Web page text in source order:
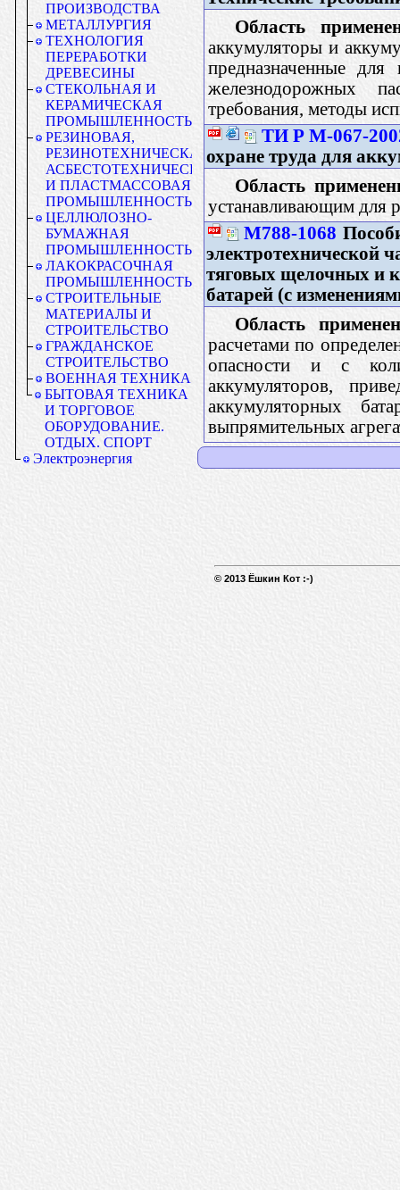
ПРОИЗВОДСТВА
МЕТАЛЛУРГИЯ
ТЕХНОЛОГИЯ
ПЕРЕРАБОТКИ
ДРЕВЕСИНЫ
СТЕКОЛЬНАЯ И
КЕРАМИЧЕСКАЯ
ПРОМЫШЛЕННОСТЬ
РЕЗИНОВАЯ,
РЕЗИНОТЕХНИЧЕСКАЯ,
АСБЕСТОТЕХНИЧЕСКАЯ
И ПЛАСТМАССОВАЯ
ПРОМЫШЛЕННОСТЬ
ЦЕЛЛЮЛОЗНО-
БУМАЖНАЯ
ПРОМЫШЛЕННОСТЬ
ЛАКОКРАСОЧНАЯ
ПРОМЫШЛЕННОСТЬ
СТРОИТЕЛЬНЫЕ
МАТЕРИАЛЫ И
СТРОИТЕЛЬСТВО
ГРАЖДАНСКОЕ
СТРОИТЕЛЬСТВО
ВОЕННАЯ ТЕХНИКА
БЫТОВАЯ ТЕХНИКА
И ТОРГОВОЕ
ОБОРУДОВАНИЕ.
ОТДЫХ. СПОРТ
Электроэнергия
Область
аккумуляторы и
предназначенные для
железнодорожных
требования, методы
ТИ Р М-067-
охране труда для
Область
устанавливающим для
М788-1068
электротехнической
тяговых щелочных и
батарей (с
Область
расчетами по
опасности и с
аккумуляторов,
аккумуляторных
выпрямительных
© 2013 Ёшкин Кот :-)